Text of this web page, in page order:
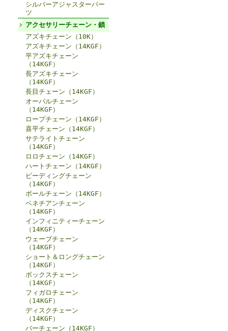
シルバーアジャスターパー
ツ
アクセサリーチェーン・鎖
アズキチェーン（10K）
アズキチェーン（14KGF）
平アズキチェーン
（14KGF）
長アズキチェーン
（14KGF）
長目チェーン（14KGF）
オーバルチェーン
（14KGF）
ロープチェーン（14KGF）
喜平チェーン（14KGF）
サテライトチェーン
（14KGF）
ロロチェーン（14KGF）
ハートチェーン（14KGF）
ビーディングチェーン
（14KGF）
ボールチェーン（14KGF）
ベネチアンチェーン
（14KGF）
インフィニティーチェーン
（14KGF）
ウェーブチェーン
（14KGF）
ショート＆ロングチェーン
（14KGF）
ボックスチェーン
（14KGF）
フィガロチェーン
（14KGF）
ディスクチェーン
（14KGF）
バーチェーン（14KGF）